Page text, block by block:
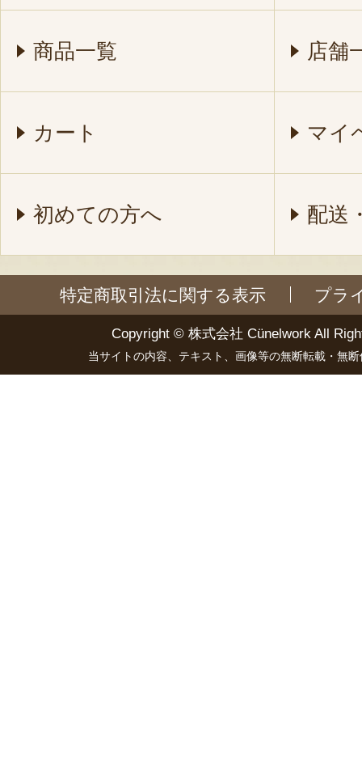
商品一覧 店舗
カート マイ
初めての方へ 配送
特定商取引法に関する表示 プラ
Copyright © 株式会社 Cünelwork All
当サイトの内容、テキスト、画像等の無断転載・無